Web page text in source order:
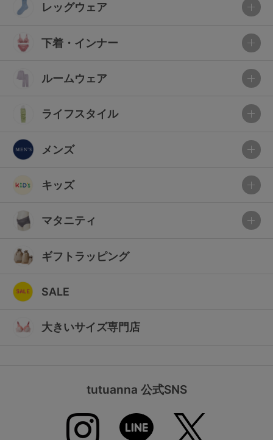
レッグウェア
下着・インナー
ルームウェア
ライフスタイル
メンズ
キッズ
マタニティ
ギフトラッピング
SALE
大きいサイズ専門店
tutuanna 公式SNS